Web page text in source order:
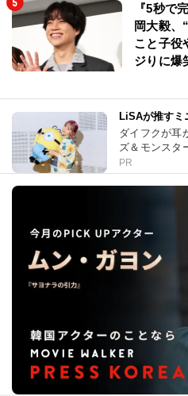
『5秒で
岡大毅、
こと子役
ジりに爆
LiSAが推すミ
ダイフクが耳
ズ＆モンスタ
PR